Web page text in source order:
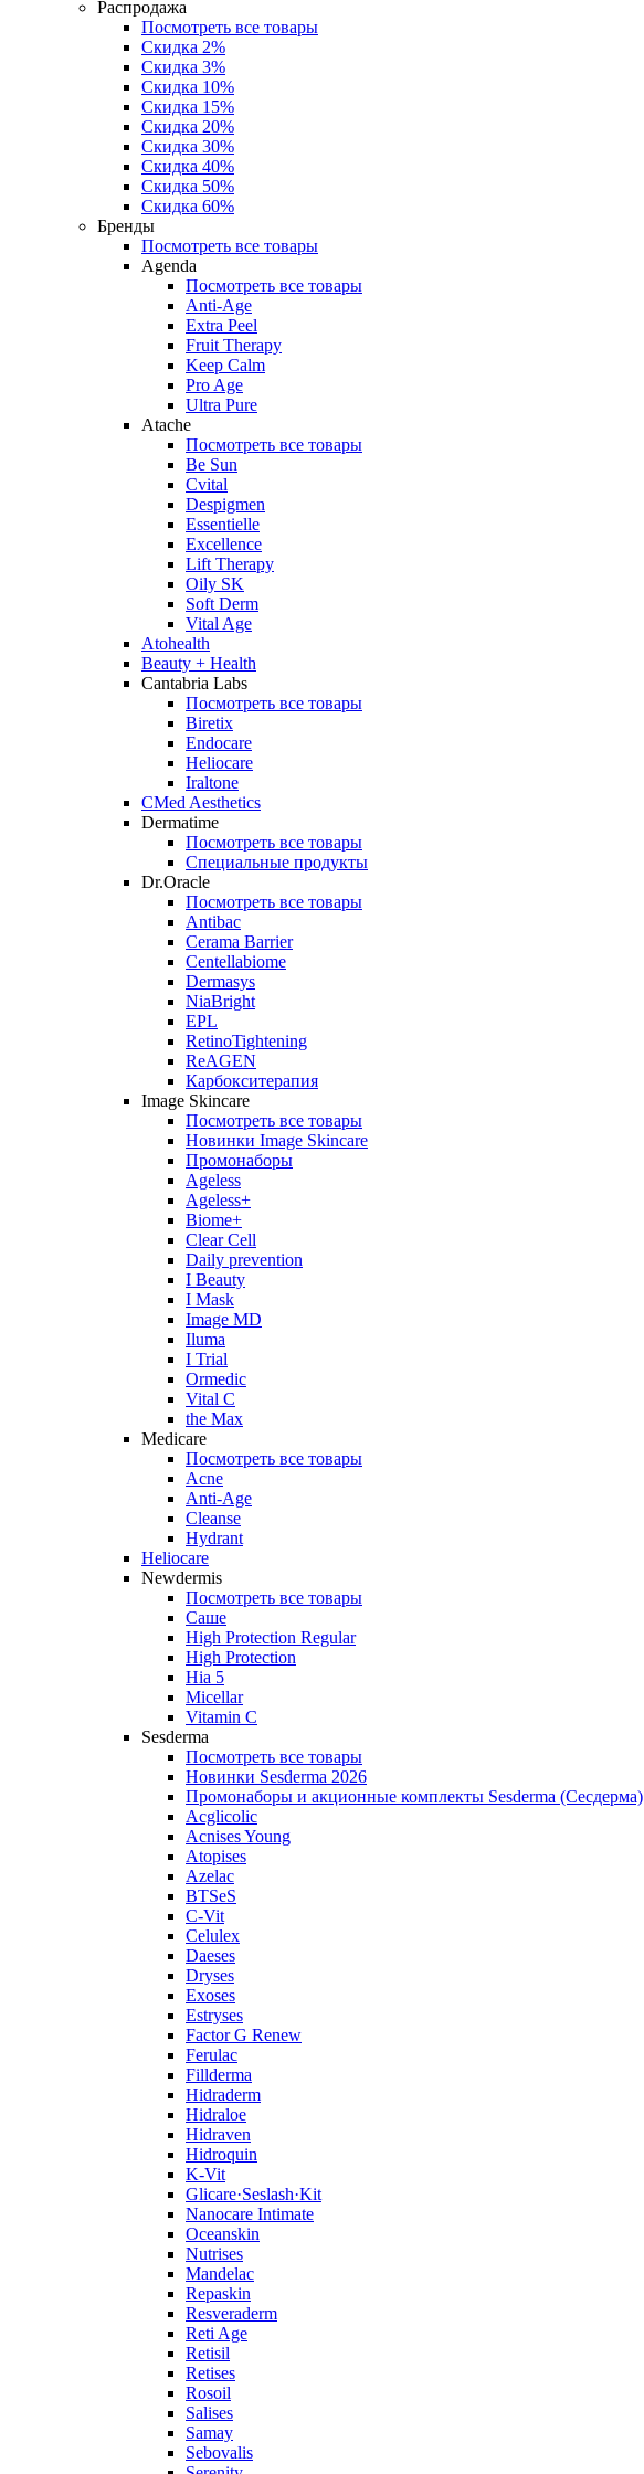
Распродажа
Посмотреть все товары
Скидка 2%
Скидка 3%
Скидка 10%
Скидка 15%
Скидка 20%
Скидка 30%
Скидка 40%
Скидка 50%
Скидка 60%
Бренды
Посмотреть все товары
Agenda
Посмотреть все товары
Anti‑Age
Extra Peel
Fruit Therapy
Keep Calm
Pro Age
Ultra Pure
Atache
Посмотреть все товары
Be Sun
Cvital
Despigmen
Essentielle
Excellence
Lift Therapy
Oily SK
Soft Derm
Vital Age
Atohealth
Beauty + Health
Cantabria Labs
Посмотреть все товары
Biretix
Endocare
Heliocare
Iraltone
CMed Aesthetics
Dermatime
Посмотреть все товары
Специальные продукты
Dr.Oracle
Посмотреть все товары
Antibac
Cerama Barrier
Centellabiome
Dermasys
NiaBright
EPL
RetinoTightening
ReAGEN
Карбокситерапия
Image Skincare
Посмотреть все товары
Новинки Image Skincare
Промонаборы
Ageless
Ageless+
Biome+
Clear Cell
Daily prevention
I Beauty
I Mask
Image MD
Iluma
I Trial
Ormedic
Vital C
the Max
Medicare
Посмотреть все товары
Acne
Anti‑Age
Cleanse
Hydrant
Heliocare
Newdermis
Посмотреть все товары
Саше
High Protection Regular
High Protection
Hia 5
Micellar
Vitamin C
Sesderma
Посмотреть все товары
Новинки Sesderma 2026
Промонаборы и акционные комплекты Sesderma (Сесдерма)
Acglicolic
Acnises Young
Atopises
Azelac
BTSeS
C‑Vit
Celulex
Daeses
Dryses
Exoses
Estryses
Factor G Renew
Ferulac
Fillderma
Hidraderm
Hidraloe
Hidraven
Hidroquin
K-Vit
Glicare·Seslash·Kit
Nanocare Intimate
Oceanskin
Nutrises
Mandelac
Repaskin
Resveraderm
Reti Age
Retisil
Retises
Rosoil
Salises
Samay
Sebovalis